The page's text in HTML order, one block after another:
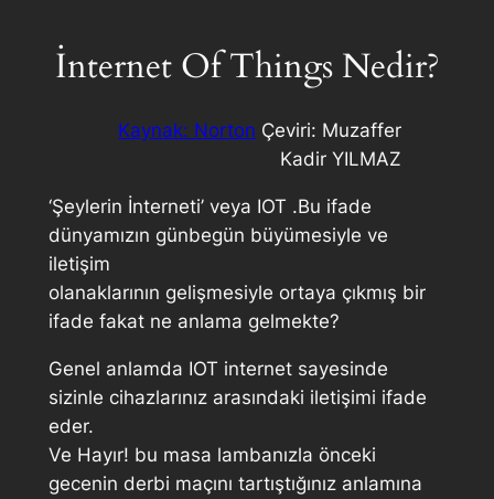
İnternet Of Things Nedir?
Kaynak: Norton Çeviri: Muzaffer
Kadir YILMAZ
‘Şeylerin İnterneti’ veya IOT .Bu ifade
dünyamızın günbegün büyümesiyle ve
iletişim
olanaklarının gelişmesiyle ortaya çıkmış bir
ifade fakat ne anlama gelmekte?
Genel anlamda IOT internet sayesinde
sizinle cihazlarınız arasındaki iletişimi ifade
eder.
Ve Hayır! bu masa lambanızla önceki
gecenin derbi maçını tartıştığınız anlamına